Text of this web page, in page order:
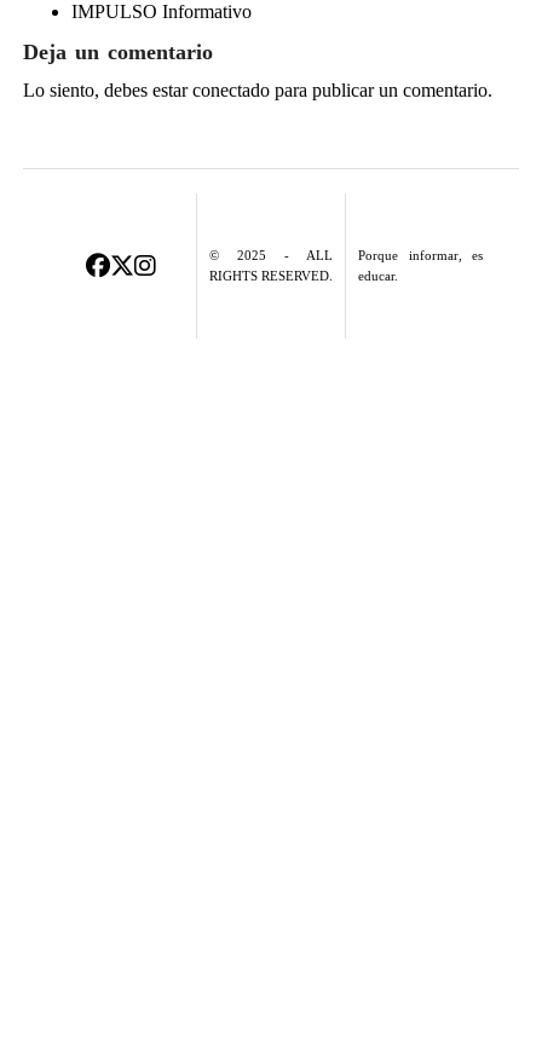
IMPULSO Informativo
Deja un comentario
Lo siento, debes estarconectadopara publicar un comentario.
© 2025 - ALL
RIGHTS RESERVED.
Porque informar, es
educar.